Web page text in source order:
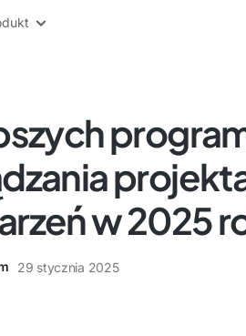
w 2025
29 stycznia 2025